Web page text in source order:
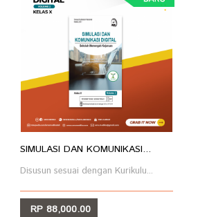
SIMULASI DAN KOMUNIKASI...
Disusun sesuai dengan Kurikulu...
RP 88,000.00